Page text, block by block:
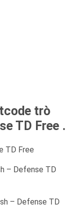
trò
TD Free .
TD Free
– Defense TD
– Defense TD